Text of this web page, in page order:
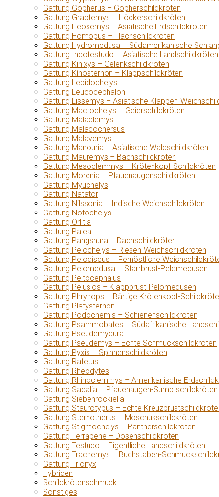
Gattung Gopherus – Gopherschildkröten
Gattung Graptemys – Höckerschildkröten
Gattung Heosemys – Asiatische Erdschildkröten
Gattung Homopus – Flachschildkröten
Gattung Hydromedusa – Südamerikanische
Gattung Indotestudo – Asiatische Landschildkröten
Gattung Kinixys – Gelenkschildkröten
Gattung Kinosternon – Klappschildkröten
Gattung Lepidochelys
Gattung Leucocephalon
Gattung Lissemys – Asiatische Klappen-
Gattung Macrochelys – Geierschildkröten
Gattung Malaclemys
Gattung Malacochersus
Gattung Malayemys
Gattung Manouria – Asiatische Waldschildkröten
Gattung Mauremys – Bachschildkröten
Gattung Mesoclemmys – Krötenkopf-Schildkröten
Gattung Morenia – Pfauenaugenschildkröten
Gattung Myuchelys
Gattung Natator
Gattung Nilssonia – Indische Weichschildkröten
Gattung Notochelys
Gattung Orlitia
Gattung Palea
Gattung Pangshura – Dachschildkröten
Gattung Pelochelys – Riesen-Weichschildkröten
Gattung Pelodiscus – Fernöstliche
Gattung Pelomedusa – Starrbrust-Pelomedusen
Gattung Peltocephalus
Gattung Pelusios – Klappbrust-Pelomedusen
Gattung Phrynops – Bärtige Krötenkopf-
Gattung Platysternon
Gattung Podocnemis – Schienenschildkröten
Gattung Psammobates – Südafrikanische
Gattung Pseudemydura
Gattung Pseudemys – Echte Schmuckschildkröten
Gattung Pyxis – Spinnenschildkröten
Gattung Rafetus
Gattung Rheodytes
Gattung Rhinoclemmys – Amerikanische
Gattung Sacalia – Pfauenaugen-Sumpfschildkröten
Gattung Siebenrockiella
Gattung Staurotypus – Echte
Gattung Sternotherus – Moschusschildkröten
Gattung Stigmochelys – Pantherschildkröten
Gattung Terrapene – Dosenschildkröten
Gattung Testudo – Eigentliche Landschildkröten
Gattung Trachemys – Buchstaben-
Gattung Trionyx
Hybriden
Schildkrötenschmuck
Sonstiges